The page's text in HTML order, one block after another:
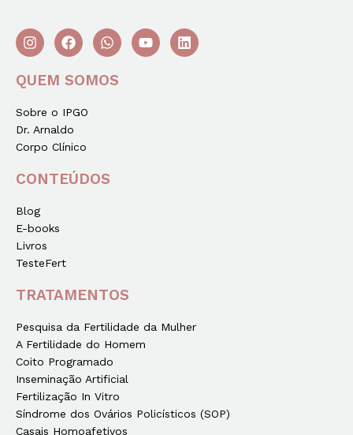
QUEM SOMOS
Sobre o IPGO
Dr. Arnaldo
Corpo Clínico
CONTEÚDOS
Blog
E-books
Livros
TesteFert
TRATAMENTOS
Pesquisa da Fertilidade da Mulher
A Fertilidade do Homem
Coito Programado
Inseminação Artificial
Fertilização In Vitro
Síndrome dos Ovários Policísticos (SOP)
Casais Homoafetivos